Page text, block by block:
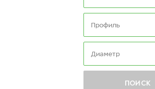
Профиль
Диаметр
ПОИСК